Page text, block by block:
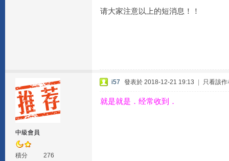
请大家注意以上的短消息！！
中級會員
積分
276
i57 發表於 2018-12-21 19:13 只看該作
就是就是．经常收到．